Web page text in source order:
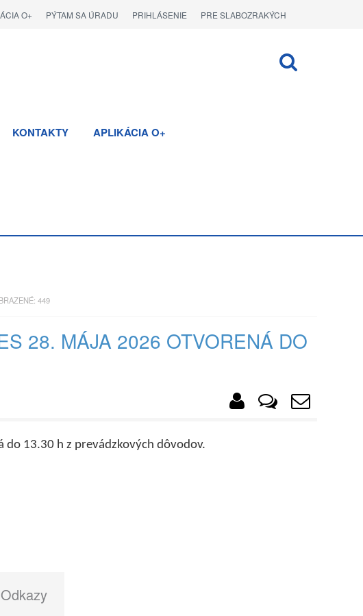
PRE SLABOZRAKÝCH
PRIHLÁSENIE
PÝTAM SA ÚRADU
O+
KONTAKTY APLIKÁCIA O+
449
28. MÁJA 2026 OTVORENÁ DO
do 13.30 h z prevádzkových dôvodov.
Odkazy